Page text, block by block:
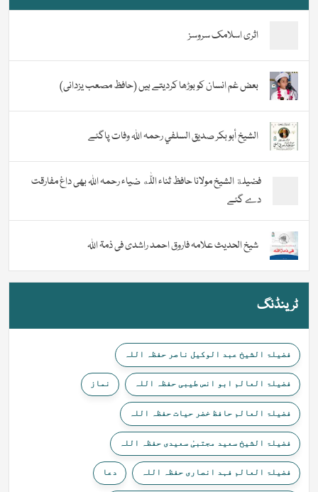
اثری اسلامک سروسز
بعض غم انسان کو بوڑھا کردیتے ہیں (حافظ مصعب یزدانی)
الشيخ أبو بكر صديق السلفي رحمہ اللہ وفات پاگئے
فضیلة الشيخ مولانا حافظ ثناء اللّٰه ضیاء رحمہ اللہ بھی داغ مفارقت
دے گئے
شیخ الحدیث علامہ فاروق احمد راشدی فی ذمۃ اللہ
ٹرینڈنگ
فضیلۃ الشیخ عبد الوکیل ناصر حفظہ اللہ
فضیلۃ العالم ابو انس طیبی حفظہ اللہ نماز
فضیلۃ العالم حافظ خضر حیات حفظہ اللہ
فضیلۃ الشیخ سعید مجتبیٰ سعیدی حفظہ اللہ
فضیلۃ العالم فہد انصاری حفظہ اللہ دعا